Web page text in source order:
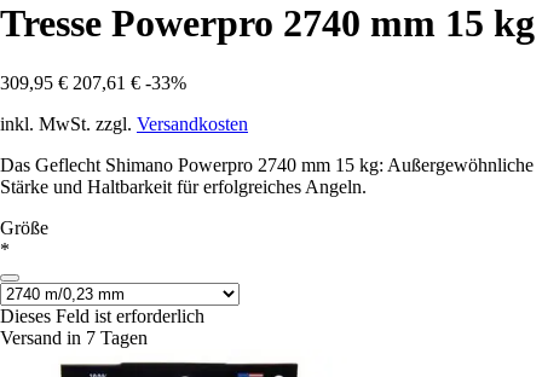
Tresse Powerpro 2740 mm 15 kg
309,95 € 207,61 € -33%
inkl. MwSt. zzgl. Versandkosten
Das Geflecht Shimano Powerpro 2740 mm 15 kg: Außergewöhnliche
Stärke und Haltbarkeit für erfolgreiches Angeln.
Größe
*
Dieses Feld ist erforderlich
Versand in 7 Tagen